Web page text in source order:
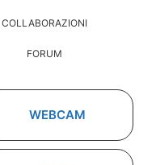
COLLABORAZIONI
FORUM
WEBCAM